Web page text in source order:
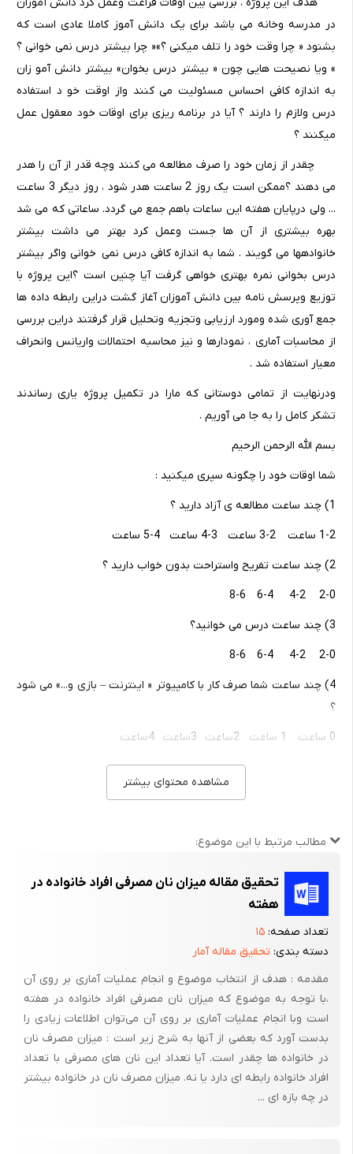
در مدرسه وخانه می باشد برای یک دانش آموز کاملا عادی است که
بشنود « چرا وقت خود را تلف میکنی ؟»« چرا بیشتر درس نمی خوانی ؟
» ویا نصیحت هایی چون « بیشتر درس بخوان» بیشتر دانش آمو زان
به اندازه کافی احساس مسئولیت می کنند واز اوقت خو د استفاده
درس ولازم را دارند ؟ آیا در برنامه ریزی برای اوقات خود معقول عمل
میکنند ؟
چقدر از زمان خود را صرف مطالعه می کنند وچه قدر از آن را هدر
می دهند ؟ممکن است یک روز 2 ساعت هدر شود ، روز دیگر 3 ساعت
... ولی درپایان هفته این ساعات باهم جمع می گردد. ساعاتی که می شد
بهره بیشتری از آن ها جست وعمل کرد بهتر می داشت بیشتر
خانوادهها می گویند . شما به اندازه کافی درس نمی خوانی واگر بیشتر
درس بخوانی نمره بهتری خواهی گرفت آیا چنین است ؟این پروژه با
توزیع وپرسش نامه بین دانش آموزان آغاز گشت دراین رابطه داده ها
جمع آوری شده ومورد ارزیابی وتجزیه وتحلیل قرار گرفتند دراین بررسی
از محاسبات آماری ، نمودارها و نیز محاسبه احتمالات واریانس وانحراف
معیار استفاده شد .
ودرنهایت از تمامی دوستانی که مارا در تکمیل پروژه یاری رساندند
تشکر کامل را به جا می آوریم .
بسم الله الرحمن الرحیم
شما اوقات خود را چگونه سپری میکنید :
1) چند ساعت مطالعه ی آزاد دارید ؟
1-2 ساعت 2-3 ساعت 3-4 ساعت 4-5 ساعت
2) چند ساعت تفریح واستراحت بدون خواب دارید ؟
2-0 4-2 6-4 8-6
3) چند ساعت درس می خوانید؟
2-0 4-2 6-4 8-6
4) چند ساعت شما صرف کار با کامپیوتر « اینترنت – بازی و...» می شود
؟
0 ساعت 1 ساعت 2ساعت 3ساعت 4ساعت
5) درطول هفته چند درصد احتمال میدهید که وقت شما به طور
رضایت بخش گذشته است ؟
بله خیر
جدول فراوانی مربوط به سوال یک :
زاویه
فراوانی
نسبی
فراوانی
تجمعی
درصد فراوانی
نسبی
مرکز
دسته
فراوانی
مطلق
دسته
235
65/0
17
65
1-May
12
(2-1[
Feb-00
20
2-May
36/27
076/0
مشاهده محتوای بیشتر
مطالب مرتبط با این موضوع:
تحقیق مقاله میزان نان مصرفی افراد خانواده در
هفته
تعداد صفحه: ۱۵
دسته بندی: تحقیق مقاله آمار
مقدمه : هدف از انتخاب موضوع و انجام عملیات آماری بر روی آن
،‌با توجه به موضوع که میزان نان مصرفی افراد خانواده در هفته
است وبا انجام عملیات آماری بر روی آن می‌توان اطلاعات زیادی را
بدست آورد که بعضی از آنها به شرح زیر است : میزان مصرف نان
در خانواده ها چقدر است. آیا تعداد این نان های مصرفی با تعداد
افراد خانواده رابطه ای دارد یا نه. میزان مصرف نان در خانواده بیشتر
در چه بازه ای ...